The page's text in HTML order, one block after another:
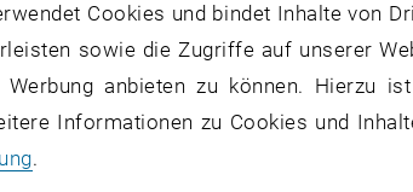
Cookies und bindet Inhalte von
sowie die Zugriffe auf unserer
Werbung anbieten zu können. Hierzu
Informationen zu Cookies und
.